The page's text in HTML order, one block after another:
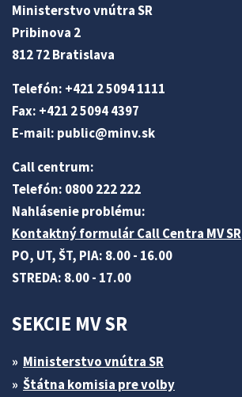
Ministerstvo vnútra SR
Pribinova 2
812 72 Bratislava
Telefón: +421 2 5094 1111
Fax: +421 2 5094 4397
E-mail: public@minv.sk
Call centrum:
Telefón: 0800 222 222
Nahlásenie problému:
Kontaktný formulár Call Centra MV SR
PO, UT, ŠT, PIA: 8.00 - 16.00
STREDA: 8.00 - 17.00
SEKCIE MV SR
Ministerstvo vnútra SR
Štátna komisia pre volby